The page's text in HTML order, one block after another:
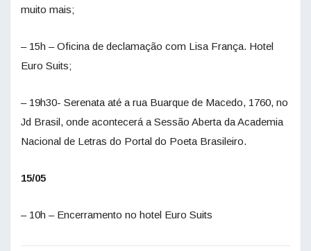
muito mais;
– 15h – Oficina de declamação com Lisa França. Hotel
Euro Suits;
– 19h30- Serenata até a rua Buarque de Macedo, 1760, no
Jd Brasil, onde acontecerá a Sessão Aberta da Academia
Nacional de Letras do Portal do Poeta Brasileiro.
15/05
– 10h – Encerramento no hotel Euro Suits